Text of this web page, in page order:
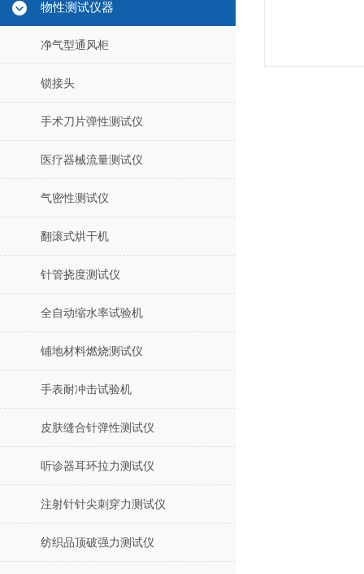
物性测试仪器
净气型通风柜
锁接头
手术刀片弹性测试仪
医疗器械流量测试仪
气密性测试仪
翻滚式烘干机
针管挠度测试仪
全自动缩水率试验机
铺地材料燃烧测试仪
手表耐冲击试验机
皮肤缝合针弹性测试仪
听诊器耳环拉力测试仪
注射针针尖刺穿力测试仪
纺织品顶破强力测试仪